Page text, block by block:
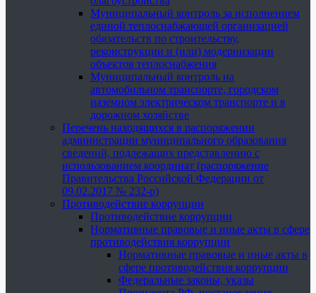
Муниципальный контроль за исполнением
единой теплоснабжающей организацией
обязательств по строительству,
реконструкции и (или) модернизации
объектов теплоснабжения
Муниципальный контроль на
автомобильном транспорте, городском
наземном электрическом транспорте и в
дорожном хозяйстве
Перечень находящихся в распоряжении
администрации муниципального образования
сведений, подлежащих представлению с
использованием координат (распоряжение
Правительства Российской Федерации от
09.02.2017 № 232-р)
Противодействие коррупции
Противодействие коррупции
Нормативные правовые и иные акты в сфере
противодействия коррупции
Нормативные правовые и иные акты в
сфере противодействия коррупции
Федеральные законы, указы